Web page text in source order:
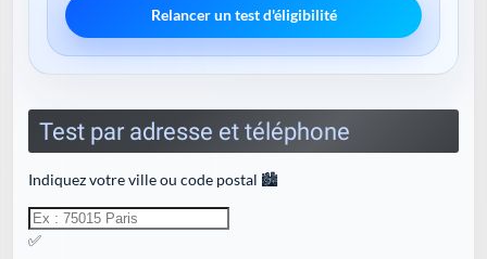
Relancer un test d'éligibilité
Test par adresse et téléphone
Indiquez votre ville ou code postal 🏙️
✅